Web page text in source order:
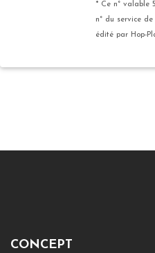
* Ce n° valable
n° du service
édité par Hop-
CONCEPT